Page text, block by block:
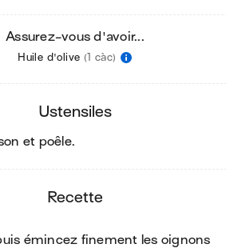
Assurez-vous d'avoir...
Huile d'olive (1 càc)
ustensiles
et poêle.
recette
émincez finement les oignons